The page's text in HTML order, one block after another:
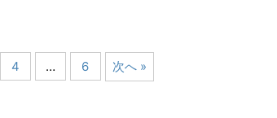
4 … 6 次へ »